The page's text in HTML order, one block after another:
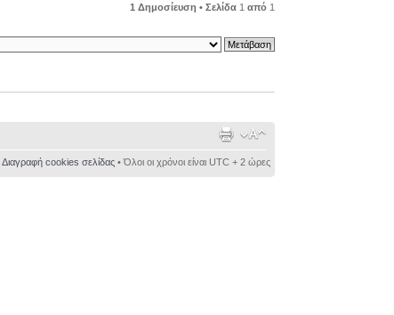
1 Δημοσίευση • Σελίδα 1 από 1
Διαγραφή cookies σελίδας• Όλοι οι χρόνοι είναι UTC + 2 ώρες